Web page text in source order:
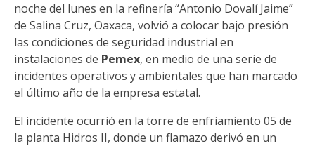
noche del lunes en la refinería “Antonio Dovalí Jaime”
de Salina Cruz, Oaxaca, volvió a colocar bajo presión
las condiciones de seguridad industrial en
instalaciones de Pemex, en medio de una serie de
incidentes operativos y ambientales que han marcado
el último año de la empresa estatal.
El incidente ocurrió en la torre de enfriamiento 05 de
la planta Hidros II, donde un flamazo derivó en un